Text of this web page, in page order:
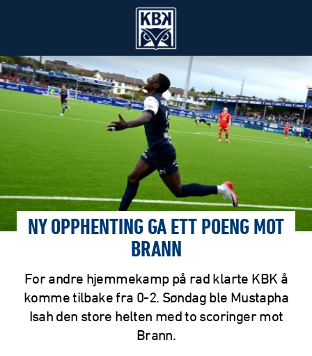
NY OPPHENTING GA ETT POENG MOT
BRANN
For andre hjemmekamp på rad klarte KBK å
komme tilbake fra 0-2. Søndag ble Mustapha
Isah den store helten med to scoringer mot
Brann.